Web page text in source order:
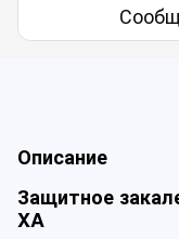
Описание
Защитное
XA